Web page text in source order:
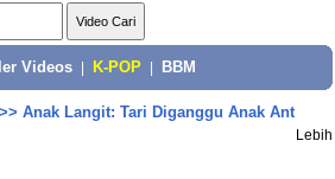
Videos K-POP BBM
Anak Langit: Tari Diganggu Anak Ant
Lebih